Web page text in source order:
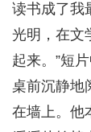
读书成了我
光明，在文
起来。”短
桌前沉静地
在墙上。他